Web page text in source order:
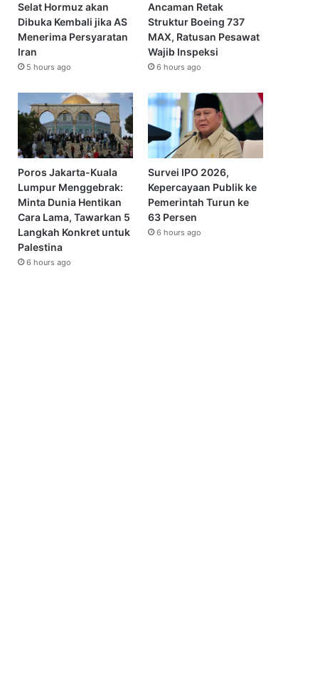
Selat Hormuz akan
Dibuka Kembali jika AS
Menerima Persyaratan
Iran
5 hours ago
Ancaman Retak
Struktur Boeing 737
MAX, Ratusan Pesawat
Wajib Inspeksi
6 hours ago
Poros Jakarta-Kuala
Lumpur Menggebrak:
Minta Dunia Hentikan
Cara Lama, Tawarkan 5
Langkah Konkret untuk
Palestina
6 hours ago
Survei IPO 2026,
Kepercayaan Publik ke
Pemerintah Turun ke
63 Persen
6 hours ago